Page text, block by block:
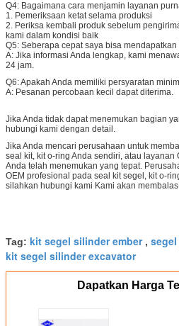
Q4: Bagaimana cara menjamin layanan
1. Pemeriksaan ketat selama produksi
2. Periksa kembali produk sebelum
kami dalam kondisi baik
Q5: Seberapa cepat saya bisa
A: Jika informasi Anda lengkap, kami
24 jam.
Q6: Apakah Anda memiliki persyaratan
A: Pesanan percobaan kecil dapat diterima.
Jika Anda tidak dapat menemukan bagian
hubungi kami dengan detail.
Jika Anda mencari perusahaan untuk
seal kit, kit o-ring Anda sendiri, atau
Anda telah menemukan yang tepat.
OEM profesional pada seal kit segel, kit o-
silahkan hubungi kami Kami akan
Tag: kit segel silinder ember,
kit segel silinder excavator
Dapatkan Harga